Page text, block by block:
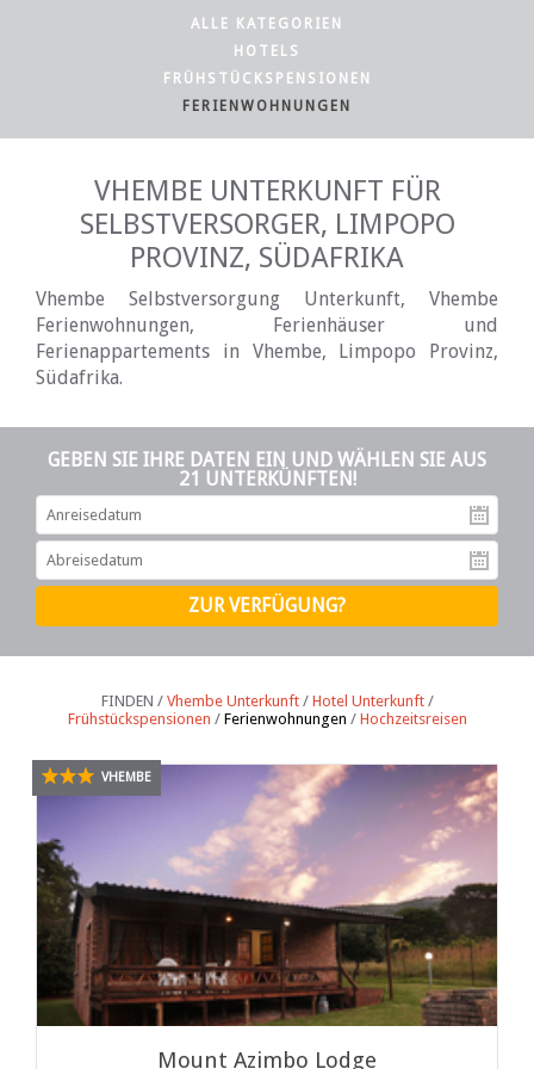
ALLE KATEGORIEN
HOTELS
FRÜHSTÜCKSPENSIONEN
FERIENWOHNUNGEN
VHEMBE UNTERKUNFT FÜR
SELBSTVERSORGER, LIMPOPO
PROVINZ, SÜDAFRIKA
Vhembe Selbstversorgung Unterkunft, Vhembe
Ferienwohnungen, Ferienhäuser und
Ferienappartements in Vhembe, Limpopo Provinz,
Südafrika.
GEBEN SIE IHRE DATEN EIN UND WÄHLEN SIE AUS
21 UNTERKÜNFTEN!
FINDEN / Vhembe Unterkunft/ Hotel Unterkunft/
Frühstückspensionen / Ferienwohnungen / Hochzeitsreisen
VHEMBE
Mount Azimbo Lodge